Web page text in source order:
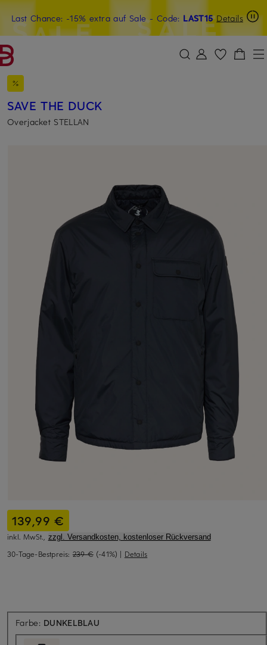
ZUM HAUPTINHALT ÜBERSPRINGEN ZUM SUCHFELD ÜBERSPRINGEN
Last Chance: -15% extra auf Sale- Code: LAST15 Details
15€-Willkommensgutschein mit Beyond sichern
SAVE THE DUCK
Overjacket STELLAN
139,99 €
inkl. MwSt., zzgl. Versandkosten, kostenloser Rückversand
30-Tage-Bestpreis: 239 € (-41%) | Details
Farbe: DUNKELBLAU